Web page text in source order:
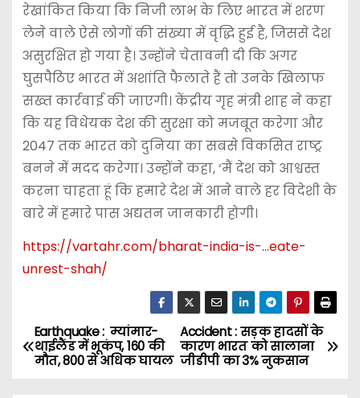
रेखांकित किया कि निजी लाभ के लिए भारत में शरण
लेने वाले ऐसे लोगों की संख्या में वृद्धि हुई है, जिससे देश
असुरक्षित हो गया है। उन्होंने चेतावनी दी कि अगर
घुसपैठिए भारत में अशांति फैलाते हैं तो उनके खिलाफ
सख्त कार्रवाई की जाएगी। केंद्रीय गृह मंत्री शाह ने कहा
कि यह विधेयक देश की सुरक्षा को मजबूत करेगा और
2047 तक भारत को दुनिया का सबसे विकसित राष्ट्र
बनने में मदद करेगा। उन्होंने कहा, ‘मैं देश को आश्वस्त
करना चाहता हूं कि हमारे देश में आने वाले हर विदेशी के
बारे में हमारे पास अद्यतन जानकारी होगी।
https://vartahr.com/bharat-india-is-…eate-
unrest-shah/
P
Accident : सड़क हादसों के
कारण भारत को सालाना
जीडीपी का 3% नुकसान
Earthquake : म्यांमार-
थाईलैंड में भूकंप, 160 की
मौत, 800 से अधिक घायल